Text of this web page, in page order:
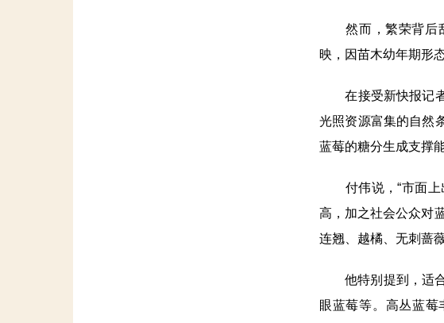
然而，繁荣背后乱
映，因苗木幼年期形
在接受新快报记者
光照资源富集的自然
蓝莓的糖分生成支撑
付伟说，“市面上
高，加之社会公众对
连翘、越橘、无刺蔷
他特别提到，适合
眼蓝莓等。高丛蓝